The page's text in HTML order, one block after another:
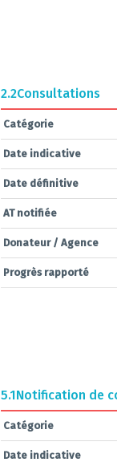
2.2Consultations
Catégorie
Date indicative
Date définitive
AT notifiée
Donateur / Agence
Progrès rapporté
5.1Notification de
Catégorie
Date indicative